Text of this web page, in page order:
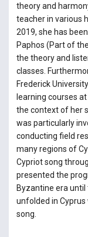
theory and
teacher in various
2019, she has
Paphos (Part of
the theory and
classes.
Frederick
learning courses
the context of her
was particularly
conducting field
many regions of
Cypriot song
presented the
Byzantine era
unfolded in
song.